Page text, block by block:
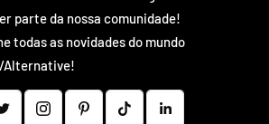
parte da nossa comunidade!
todas as novidades do mundo